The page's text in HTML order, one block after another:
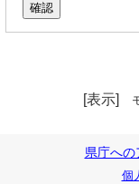
[表示]
県庁への
個